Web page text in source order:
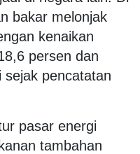
bakar melonjak
kenaikan
persen dan
pencatatan
pasar energi
tambahan